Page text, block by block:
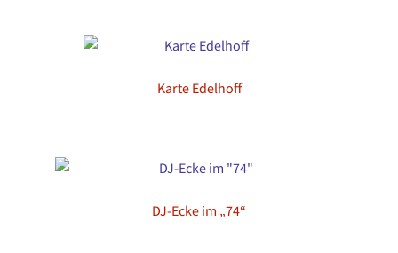
Karte Edelhoff
DJ-Ecke im „74“